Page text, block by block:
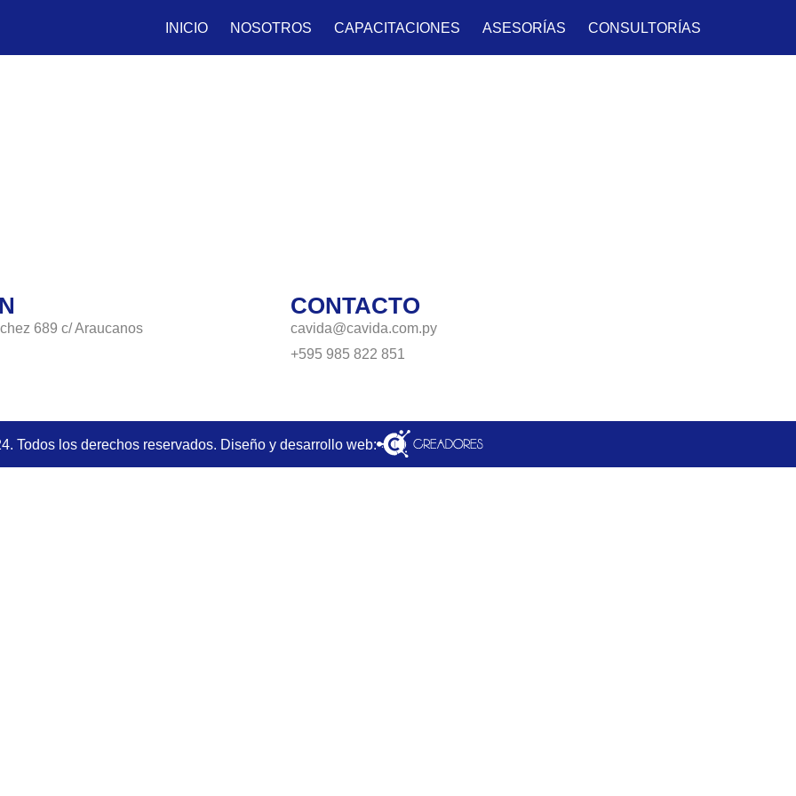
INICIO NOSOTROS CAPACITACIONES ASESORÍAS CONSULTORÍAS
689 c/ Araucanos
CONTACTO
cavida@cavida.com.py
+595 985 822 851
Todos los derechos reservados. Diseño y desarrollo web: